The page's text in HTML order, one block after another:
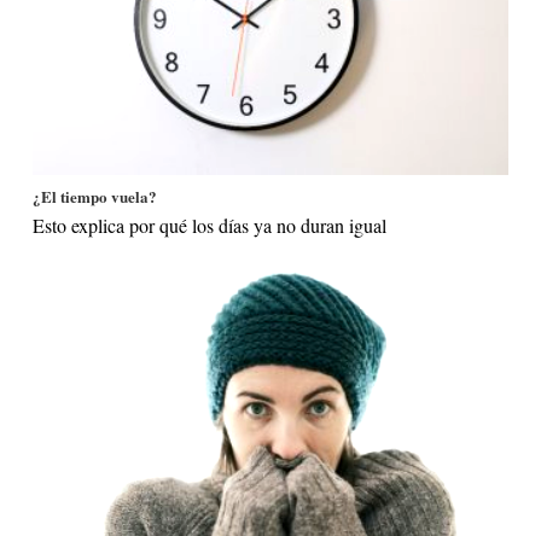
¿El tiempo vuela?
Esto explica por qué los días ya no duran igual